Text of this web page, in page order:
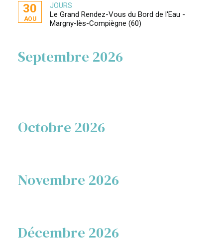
30
AOU
JOURS
Le Grand Rendez-Vous du Bord de l'Eau -
Margny-lès-Compiègne (60)
Septembre 2026
Octobre 2026
Novembre 2026
Décembre 2026